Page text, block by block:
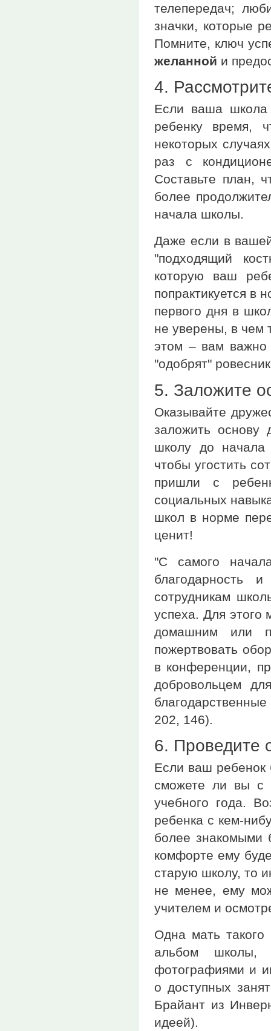
телепередач;
значки, которые
Помните, ключ
желанной и
4.
Если ваша
ребенку время,
некоторых
раз с
Составьте план,
более
начала школы.
Даже если в
"подходящий
которую ваш
попрактикуется в
первого дня в
не уверены, в чем
этом – вам важно
"одобрят"
5. Заложите
Оказывайте
заложить
школу до начала
чтобы угостить
пришли с
социальных
школ в норме
ценит!
"С самого
благодарность
сотрудникам
успеха. Для этого
домашним или
пожертвовать
в конференции,
добровольцем
202, 146).
6. Проведите
Если ваш ребенок
сможете ли вы с
учебного года.
ребенка с кем-
более знакомыми
комфорте ему
старую школу, то
не менее, ему
учителем и
Одна мать такого
альбом школы,
фотографиями и
о доступных
Брайант из
идеей).